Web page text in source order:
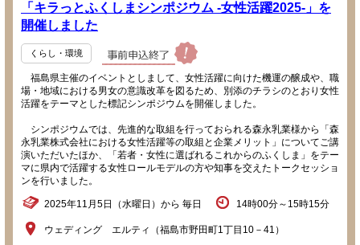
「キラっとふくしまシンポジウム -女性活躍2025-」を
開催しました
くらし・環境
福島県主催のイベントとしまして、女性活躍に向けた機運の醸成や、職
場・地域における男女の意識改革を図るため、別添のチラシのとおり女性
活躍をテーマとした標記シンポジウムを開催しました。
シンポジウムでは、先進的な取組を行っておられる森永乳業様から「森
永乳業株式会社における女性活躍等の取組と企業メリット」についてご講
演いただいたほか、「若者・女性に選ばれるこれからのふくしま」をテー
マに県内で活躍する女性ロールモデルの方や知事を交えたトークセッショ
ンを行いました。
2025年11月5日（水曜日）から 毎日 14時00分～15時15分
ウェディング エルティ（福島市野田町1丁目10－41）